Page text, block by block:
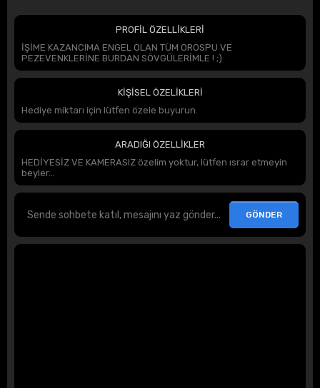
PROFİL ÖZELLİKLERİ
İŞİME KAZANCIMA ENGEL OLAN TÜM OROSPU VE
PEZEVENKLERİNE BURDAN SÖVGÜLERİMLE ! ;)
KİŞİSEL ÖZELİKLERİ
Hediye miktarı için lütfen özele buyurun.
ARADIĞI ÖZELLİKLER
HEDİYESİZ VE KAMERASIZ özelim yoktur, lütfen ısrar etmeyin
beyler...